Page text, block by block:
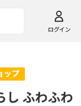
ログイン
し ふわふわ